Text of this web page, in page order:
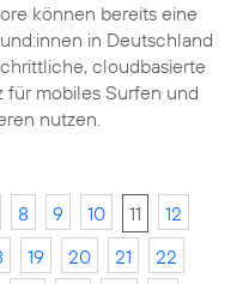
können bereits eine
in Deutschland
cloudbasierte
für mobiles Surfen und
nutzen.
8 9 10 11
12
19 20 21
22